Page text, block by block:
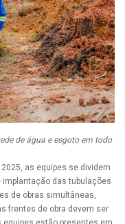
de água e esgoto em todo
as equipes se dividem
das tubulações
de obras simultâneas,
frentes de obra devem ser